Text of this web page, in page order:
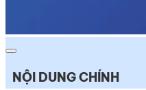
NỘI DUNG CHÍNH